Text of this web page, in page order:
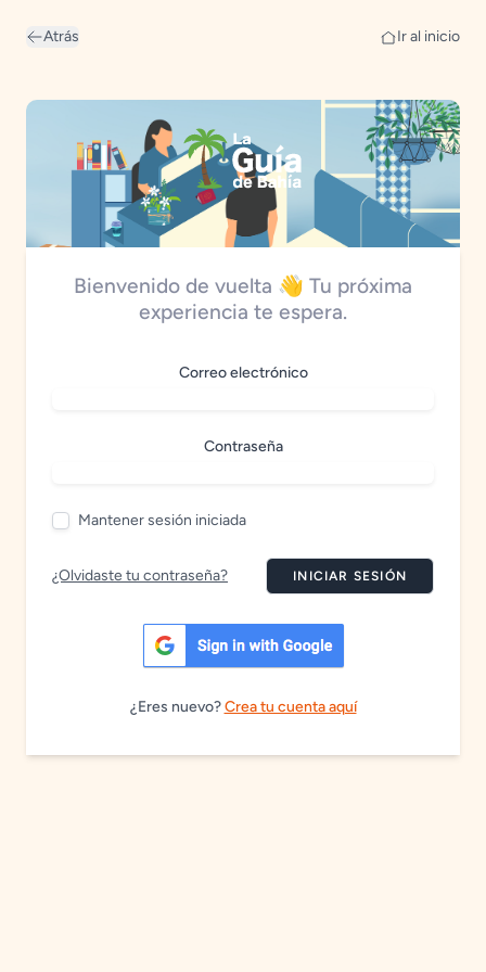
Atrás Ir al inicio
Bienvenido de vuelta 👋 Tu próxima
experiencia te espera.
Correo electrónico
Contraseña
Mantener sesión iniciada
¿Olvidaste tu contraseña? INICIAR SESIÓN
¿Eres nuevo?Crea tu cuenta aquí